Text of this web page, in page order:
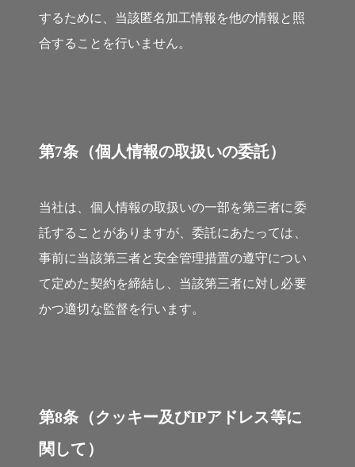
するために、当該匿名加工情報を他の情報と照
合することを行いません。
第7条（個人情報の取扱いの委託）
当社は、個人情報の取扱いの一部を第三者に委
託することがありますが、委託にあたっては、
事前に当該第三者と安全管理措置の遵守につい
て定めた契約を締結し、当該第三者に対し必要
かつ適切な監督を行います。
第8条（クッキー及びIPアドレス等に
関して）